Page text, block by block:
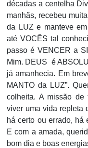
décadas a centelha
manhãs, recebeu
da LUZ e manteve
até VOCÊS tal
passo é VENCER a
Mim. DEUS é
já amanhecia. Em
MANTO da LUZ”.
colheita. A missão
viver uma vida repleta
há certo ou errado, há
E com a amada,
bom dia e boas